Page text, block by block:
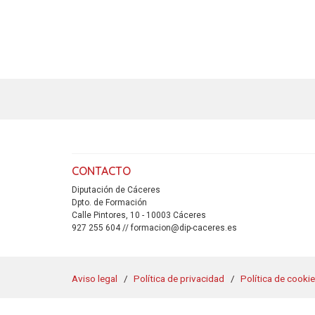
CONTACTO
Diputación de Cáceres
Dpto. de Formación
Calle Pintores, 10 - 10003 Cáceres
927 255 604 // formacion@dip-caceres.es
Aviso legal Política de privacidad Política de